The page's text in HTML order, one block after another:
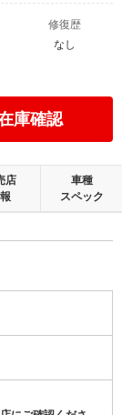
修復歴
なし
庫確認
店
車種
スペック